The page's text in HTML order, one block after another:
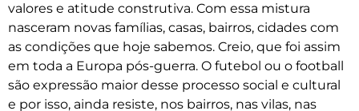
valores e atitude construtiva. Com essa mistura
nasceram novas famílias, casas, bairros, cidades com
as condições que hoje sabemos. Creio, que foi assim
em toda a Europa pós-guerra. O futebol ou o football
são expressão maior desse processo social e cultural
e por isso, ainda resiste, nos bairros, nas vilas, nas